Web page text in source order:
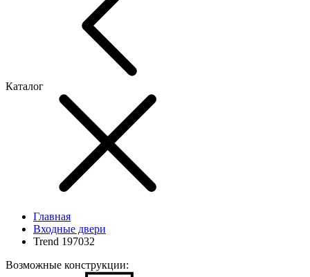
Каталог
Главная
Входные двери
Trend 197032
Возможные конструкции: